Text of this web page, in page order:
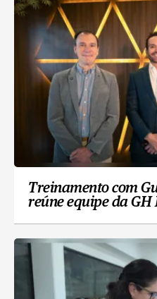
Treinamento com
reúne equipe da GH